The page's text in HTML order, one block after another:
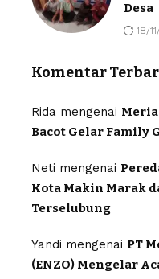
Desa
18/
Komentar
Rida mengenai
Bacot Gelar Family
Neti mengenai
Kota Makin Marak
Terselubung
Yandi mengenai PT
(ENZO) Mengelar